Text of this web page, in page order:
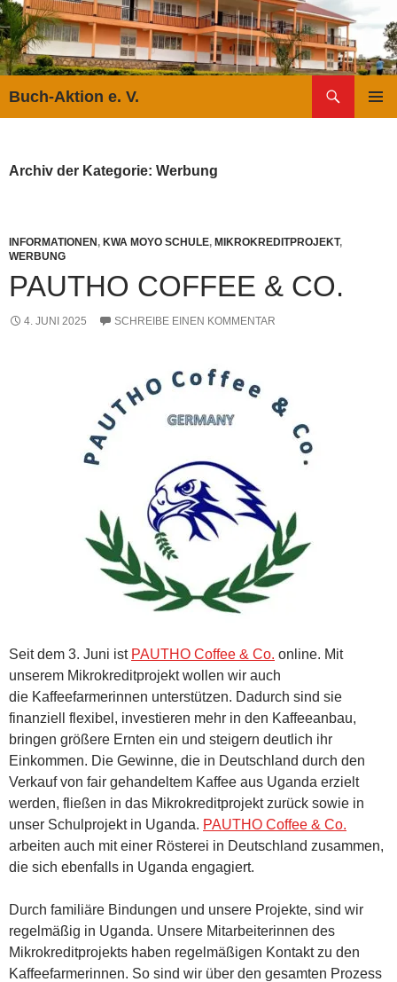
Buch-Aktion e. V.
Archiv der Kategorie: Werbung
INFORMATIONEN, KWA MOYO SCHULE, MIKROKREDITPROJEKT,
WERBUNG
PAUTHO COFFEE & CO.
4. JUNI 2025 SCHREIBE EINEN KOMMENTAR
Seit dem 3. Juni ist PAUTHO Coffee & Co. online. Mit
unserem Mikrokreditprojekt wollen wir auch
die Kaffeefarmerinnen unterstützen. Dadurch sind sie
finanziell flexibel, investieren mehr in den Kaffeeanbau,
bringen größere Ernten ein und steigern deutlich ihr
Einkommen. Die Gewinne, die in Deutschland durch den
Verkauf von fair gehandeltem Kaffee aus Uganda erzielt
werden, fließen in das Mikrokreditprojekt zurück sowie in
unser Schulprojekt in Uganda. PAUTHO Coffee & Co.
arbeiten auch mit einer Rösterei in Deutschland zusammen,
die sich ebenfalls in Uganda engagiert.
Durch familiäre Bindungen und unsere Projekte, sind wir
regelmäßig in Uganda. Unsere Mitarbeiterinnen des
Mikrokreditprojekts haben regelmäßigen Kontakt zu den
Kaffeefarmerinnen. So sind wir über den gesamten Prozess